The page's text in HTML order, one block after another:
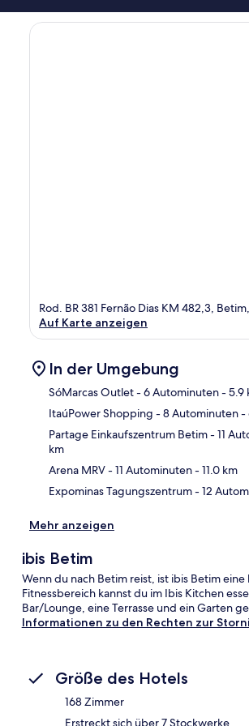
Rod. BR 381 Fernão Dias KM 482,3,
Auf Karte anzeigen
In der Umgebung
SóMarcas Outlet- 6 Autominuten- 5.9
ItaúPower Shopping - 8 Autominuten-
Partage Einkaufszentrum Betim- 11
km
Arena MRV- 11 Autominuten- 11.0 km
Expominas Tagungszentrum- 12
Mehr anzeigen
ibis Betim
Wenn du nach Betim reist, ist ibis Betim
Fitnessbereich kannst du im Ibis Kitchen
Bar/Lounge, eine Terrasse und ein Garten
Informationen zu den Rechten zur
Größe des Hotels
168 Zimmer
Erstreckt sich über 7 Stockwerke